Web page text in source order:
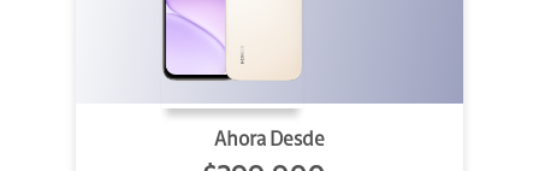
Ahora Desde